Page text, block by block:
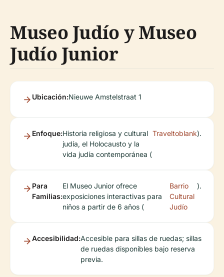
Museo Judío y Museo
Judío Junior
Ubicación:Nieuwe Amstelstraat 1
Enfoque:Historia religiosa y cultural
judía, el Holocausto y la
vida judía contemporánea (
Traveltoblank).
Para
Familias:
El Museo Junior ofrece
exposiciones interactivas para
niños a partir de 6 años (
Barrio
Cultural
Judío
).
Accesibilidad:Accesible para sillas de ruedas; sillas
de ruedas disponibles bajo reserva
previa.